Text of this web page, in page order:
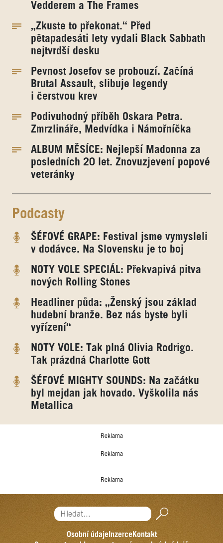
Vedderem a The Frames
„Zkuste to překonat.“ Před
pětapadesáti lety vydali Black Sabbath
nejtvrdší desku
Pevnost Josefov se probouzí. Začíná
Brutal Assault, slibuje legendy
i čerstvou krev
Podivuhodný příběh Oskara Petra.
Zmrzlináře, Medvídka i Námořníčka
ALBUM MĚSÍCE: Nejlepší Madonna za
posledních 20 let. Znovuzjevení popové
veteránky
Podcasty
ŠÉFOVÉ GRAPE: Festival jsme vymysleli
v dodávce. Na Slovensku je to boj
NOTY VOLE SPECIÁL: Překvapivá pitva
nových Rolling Stones
Headliner půda: „Ženský jsou základ
hudební branže. Bez nás byste byli
vyřízení“
NOTY VOLE: Tak plná Olivia Rodrigo.
Tak prázdná Charlotte Gott
ŠÉFOVÉ MIGHTY SOUNDS: Na začátku
byl mejdan jak hovado. Vyškolila nás
Metallica
Reklama
Reklama
Reklama
Hledat...
Osobní údajeInzerceKontakt